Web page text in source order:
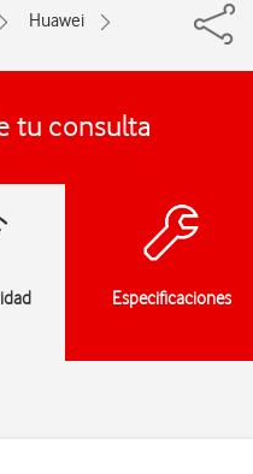
Huawei
tu consulta
Especificaciones